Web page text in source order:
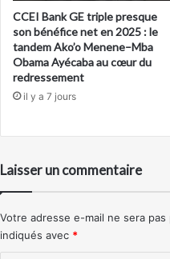
CCEI Bank GE triple presque
son bénéfice net en 2025 : le
tandem Ako’o Menene–Mba
Obama Ayécaba au cœur du
redressement
il y a 7 jours
Laisser un commentaire
Votre adresse e-mail ne sera pas
indiqués avec *